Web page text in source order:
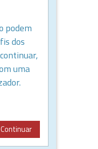
podem
dos
uma
Continuar